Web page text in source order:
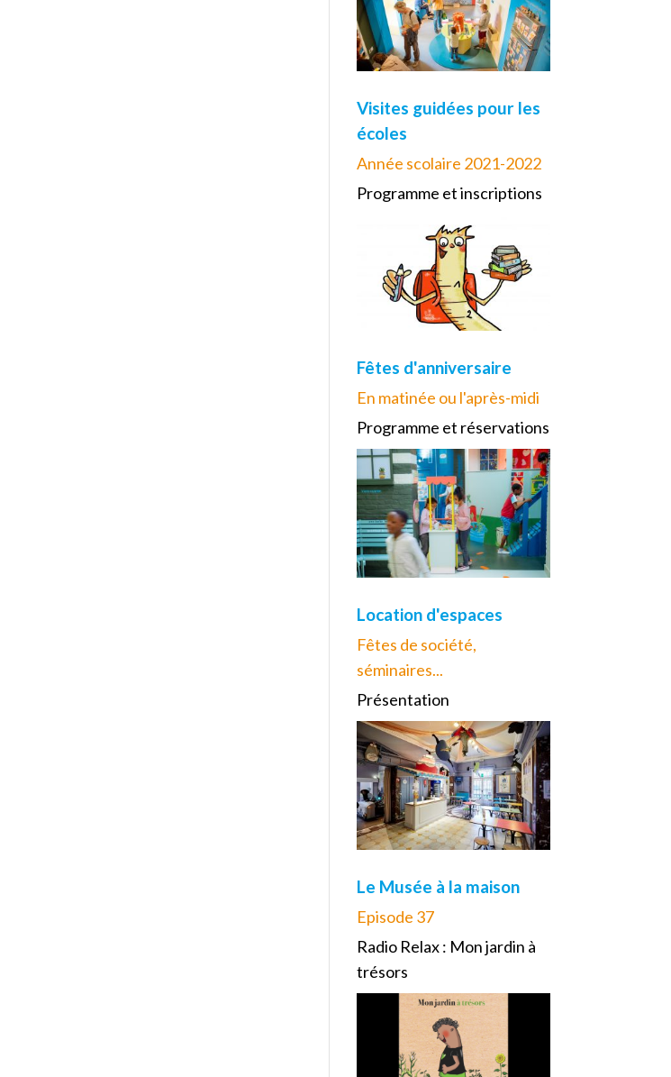
Visites guidées pour les
écoles
Année scolaire 2021-2022
Programme et inscriptions
Fêtes d'anniversaire
En matinée ou l'après-midi
Programme et réservations
Location d'espaces
Fêtes de société,
séminaires...
Présentation
Le Musée à la maison
Episode 37
Radio Relax : Mon jardin à
trésors